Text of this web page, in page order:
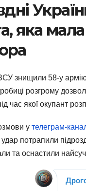
яка мала
знищили 58-у армію
розгрому
час якої окупант
у телеграм-
потрапили
та оснастили